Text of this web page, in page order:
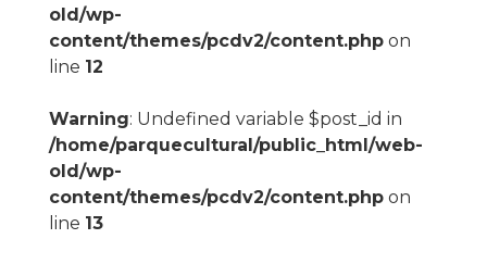
old/wp-
content/themes/pcdv2/content.phpon
line 12
Warning: Undefined variable $post_id in
/home/parquecultural/public_html/web-
old/wp-
content/themes/pcdv2/content.phpon
line 13